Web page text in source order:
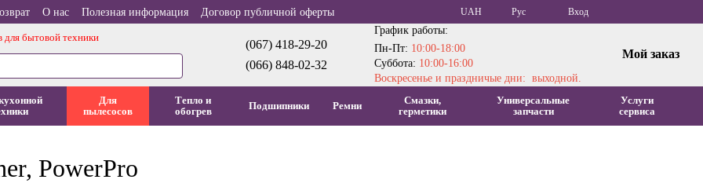
О нас Полезная информация Договор публичной оферты UAH Рус Вход
для бытовой техники
(067) 418-29-20
(066) 848-02-32
График работы:
Пн-Пт: 10:00-18:00
Суббота: 10:00-16:00
Воскресенье и праздничые дни: выходной.
Мой заказ
Для
пылесосов
Тепло и
обогрев
Подшипники Ремни
Смазки,
герметики
Универсальные
запчасти
Услуги
сервиса
PowerPro